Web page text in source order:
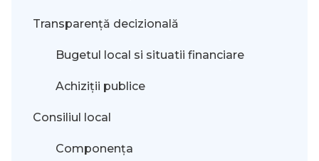
Transparență decizională
Bugetul local si situatii financiare
Achiziții publice
Consiliul local
Componența